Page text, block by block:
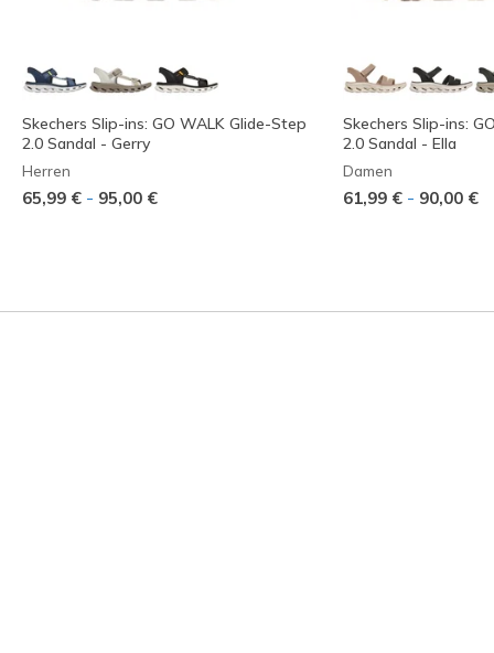
Skechers Slip-ins: GO WALK Glide-Step
2.0 Sandal - Gerry
Herren
65,99 € - 95,00 €
Skechers Slip-ins:
2.0 Sandal - Ella
Damen
61,99 € - 90,00 €